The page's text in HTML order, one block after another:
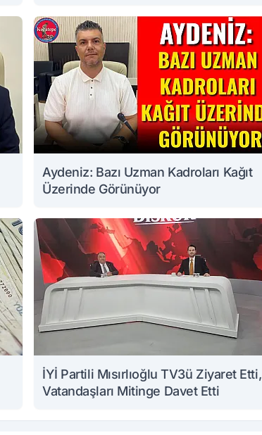
Aydeniz: Bazı Uzman Kadroları Kağıt
Üzerinde Görünüyor
İYİ Partili Mısırlıoğlu TV3ü Ziyaret Etti,
Vatandaşları Mitinge Davet Etti